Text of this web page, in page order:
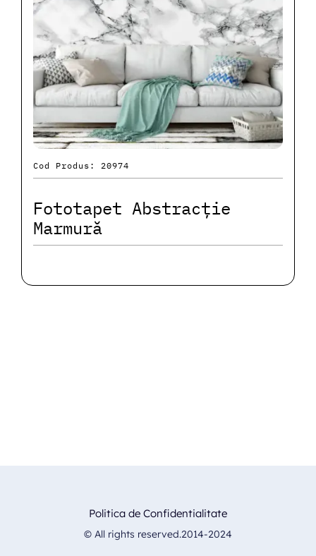
Cod Produs: 20974
Fototapet Abstracție
Marmură
Politica de Confidentialitate
© All rights reserved.2014-2024